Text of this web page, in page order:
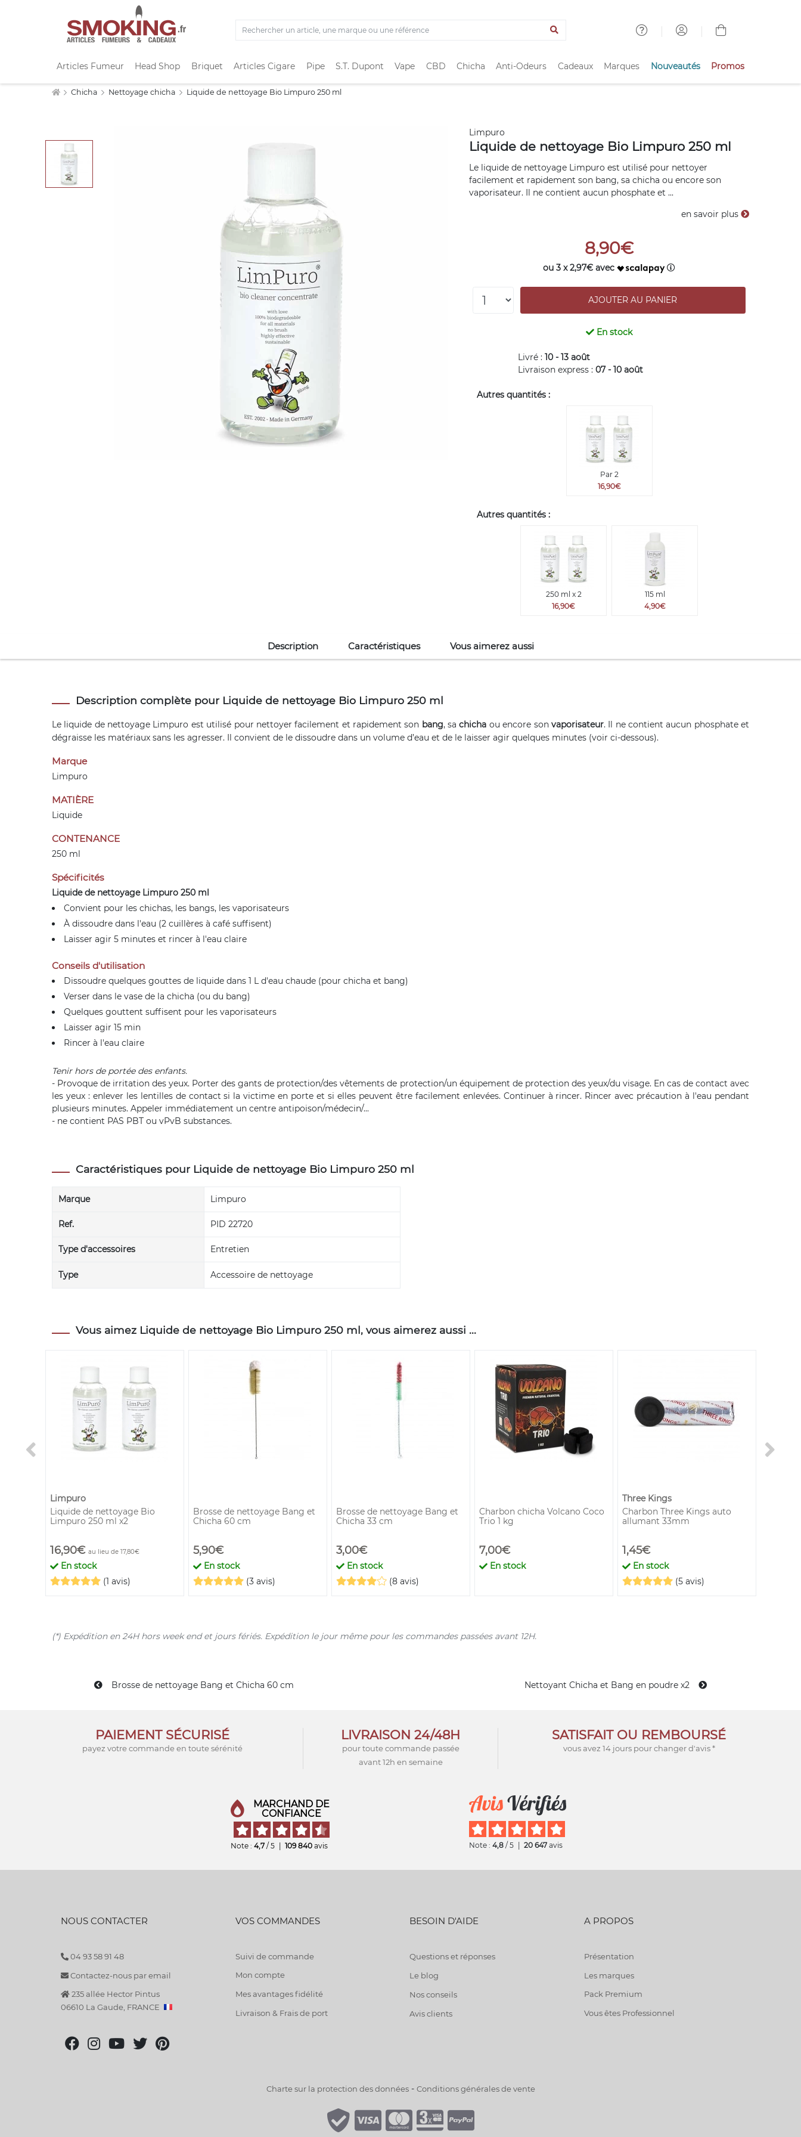
Articles Fumeur Head Shop Briquet Articles Cigare Pipe S.T. Dupont Vape CBD Chicha Anti-Odeurs Cadeaux Marques Nouveautés Promos
Chicha Nettoyage chicha Liquide de nettoyage Bio Limpuro 250 ml
Limpuro
Liquide de nettoyage Bio Limpuro 250 ml
Le liquide de nettoyage Limpuro est utilisé pour nettoyer
facilement et rapidement son bang, sa chicha ou encore son
vaporisateur. Il ne contient aucun phosphate et ...
en savoir plus
8,90€
ou 3 x 2,97€ avec
En stock
Livré :10 - 13 août
Livraison express :07 - 10 août
Autres quantités :
Par 2
16,90€
Autres quantités :
250 ml x 2
16,90€
115 ml
4,90€
Description Caractéristiques Vous aimerez aussi
Description complète pour Liquide de nettoyage Bio Limpuro 250 ml
Le liquide de nettoyage Limpuro est utilisé pour nettoyer facilement et rapidement son bang, sachicha ou encore son vaporisateur. Il ne contient aucun phosphate et
dégraisse les matériaux sans les agresser. Il convient de le dissoudre dans un volume d’eau et de le laisser agir quelques minutes (voir ci-dessous).
Marque
Limpuro
MATIÈRE
Liquide
CONTENANCE
250 ml
Spécificités
Liquide de nettoyage Limpuro 250 ml
Convient pour les chichas, les bangs, les vaporisateurs
À dissoudre dans l'eau (2 cuillères à café suffisent)
Laisser agir 5 minutes et rincer à l'eau claire
Conseils d'utilisation
Dissoudre quelques gouttes de liquide dans 1 L d'eau chaude (pour chicha et bang)
Verser dans le vase de la chicha (ou du bang)
Quelques gouttent suffisent pour les vaporisateurs
Laisser agir 15 min
Rincer à l'eau claire
Tenir hors de portée des enfants.
- Provoque de irritation des yeux. Porter des gants de protection/des vêtements de protection/un équipement de protection des yeux/du visage. En cas de contact avec
les yeux : enlever les lentilles de contact si la victime en porte et si elles peuvent être facilement enlevées. Continuer à rincer. Rincer avec précaution à l'eau pendant
plusieurs minutes. Appeler immédiatement un centre antipoison/médecin/...
- ne contient PAS PBT ou vPvB substances.
Caractéristiques pour Liquide de nettoyage Bio Limpuro 250 ml
Marque Limpuro
Ref. PID 22720
Type d'accessoires Entretien
Type Accessoire de nettoyage
Vous aimez Liquide de nettoyage Bio Limpuro 250 ml, vous aimerez aussi ...
Limpuro
Liquide de nettoyage Bio
Limpuro 250 ml x2
16,90€ au lieu de 17,80€
En stock
(1 avis)
Brosse de nettoyage Bang et
Chicha 60 cm
5,90€
En stock
(3 avis)
Brosse de nettoyage Bang et
Chicha 33 cm
3,00€
En stock
(8 avis)
Charbon chicha Volcano Coco
Trio 1 kg
7,00€
En stock
Three Kings
Charbon Three Kings auto
allumant 33mm
1,45€
En stock
(5 avis)
(*) Expédition en 24H hors week end et jours fériés. Expédition le jour même pour les commandes passées avant 12H.
Brosse de nettoyage Bang et Chicha 60 cm Nettoyant Chicha et Bang en poudre x2
PAIEMENT SÉCURISÉ
payez votre commande en toute sérénité
LIVRAISON 24/48H
pour toute commande passée
avant 12h en semaine
SATISFAIT OU REMBOURSÉ
vous avez 14 jours pour changer d'avis *
MARCHAND DE
CONFIANCE
Note : 4,7 / 5 109 840 avis Note : 4,8 / 5 20 647 avis
NOUS CONTACTER
04 93 58 91 48
Contactez-nous par email
235 allée Hector Pintus
06610 La Gaude, FRANCE
VOS COMMANDES
Suivi de commande
Mon compte
Mes avantages fidélité
Livraison & Frais de port
BESOIN D'AIDE
Questions et réponses
Le blog
Nos conseils
Avis clients
A PROPOS
Présentation
Les marques
Pack Premium
Vous êtes Professionnel
Charte sur la protection des données- Conditions générales de vente